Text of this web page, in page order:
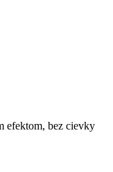
efektom, bez cievky